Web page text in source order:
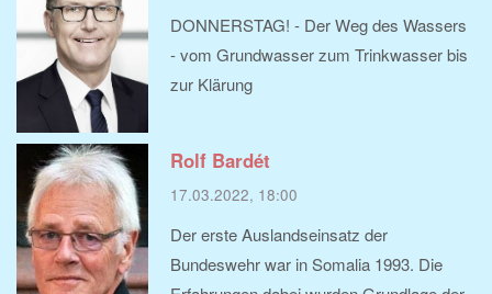
DONNERSTAG! - Der Weg des Wassers
- vom Grundwasser zum Trinkwasser bis
zur Klärung
Rolf Bardét
17.03.2022, 18:00
Der erste Auslandseinsatz der
Bundeswehr war in Somalia 1993. Die